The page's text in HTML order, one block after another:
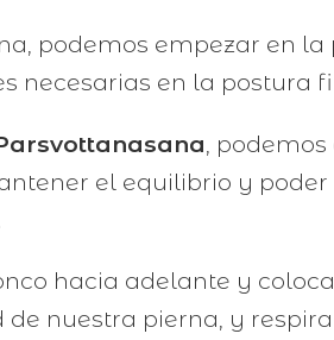
podemos empezar en la
necesarias en la postura
,
el equilibrio y
hacia adelante y
nuestra pierna, y